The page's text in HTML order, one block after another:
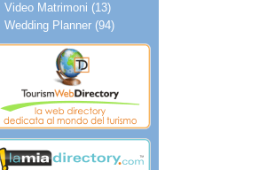
Video Matrimoni (13)
Wedding Planner (94)